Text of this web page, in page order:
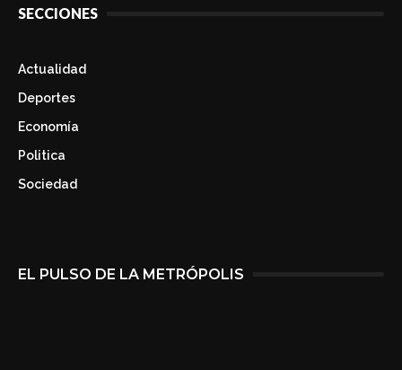
SECCIONES
Actualidad
Deportes
Economía
Politica
Sociedad
EL PULSO DE LA METRÓPOLIS